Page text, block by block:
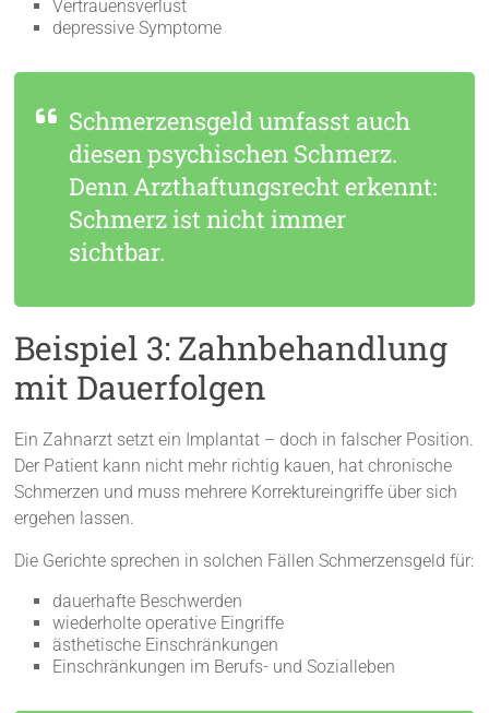
Vertrauensverlust
depressive Symptome
Schmerzensgeld umfasst auch
diesen psychischen Schmerz.
Denn Arzthaftungsrecht erkennt:
Schmerz ist nicht immer
sichtbar.
Beispiel 3: Zahnbehandlung
mit Dauerfolgen
Ein Zahnarzt setzt ein Implantat – doch in falscher Position.
Der Patient kann nicht mehr richtig kauen, hat chronische
Schmerzen und muss mehrere Korrektureingriffe über sich
ergehen lassen.
Die Gerichte sprechen in solchen Fällen Schmerzensgeld für:
dauerhafte Beschwerden
wiederholte operative Eingriffe
ästhetische Einschränkungen
Einschränkungen im Berufs- und Sozialleben